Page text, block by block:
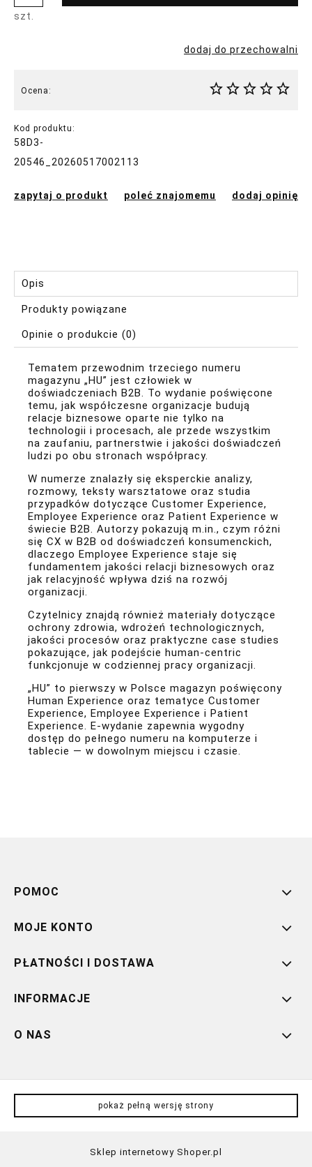
szt.
dodaj do przechowalni
Ocena:
Kod produktu:
58D3-
20546_20260517002113
zapytaj o produkt poleć znajomemu dodaj opinię
Opis
Produkty powiązane
Opinie o produkcie (0)
Tematem przewodnim trzeciego numeru
magazynu „HU” jest człowiek w
doświadczeniach B2B. To wydanie poświęcone
temu, jak współczesne organizacje budują
relacje biznesowe oparte nie tylko na
technologii i procesach, ale przede wszystkim
na zaufaniu, partnerstwie i jakości doświadczeń
ludzi po obu stronach współpracy.
W numerze znalazły się eksperckie analizy,
rozmowy, teksty warsztatowe oraz studia
przypadków dotyczące Customer Experience,
Employee Experience oraz Patient Experience w
świecie B2B. Autorzy pokazują m.in., czym różni
się CX w B2B od doświadczeń konsumenckich,
dlaczego Employee Experience staje się
fundamentem jakości relacji biznesowych oraz
jak relacyjność wpływa dziś na rozwój
organizacji.
Czytelnicy znajdą również materiały dotyczące
ochrony zdrowia, wdrożeń technologicznych,
jakości procesów oraz praktyczne case studies
pokazujące, jak podejście human-centric
funkcjonuje w codziennej pracy organizacji.
„HU” to pierwszy w Polsce magazyn poświęcony
Human Experience oraz tematyce Customer
Experience, Employee Experience i Patient
Experience. E-wydanie zapewnia wygodny
dostęp do pełnego numeru na komputerze i
tablecie — w dowolnym miejscu i czasie.
POMOC
MOJE KONTO
PŁATNOŚCI I DOSTAWA
INFORMACJE
O NAS
pokaż pełną wersję strony
Sklep internetowy Shoper.pl